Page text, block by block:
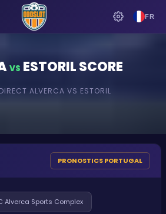
FR
VS ESTORILSCORE
ALVERCA VS ESTORIL
PRONOSTICS PORTUGAL
Alverca Sports Complex